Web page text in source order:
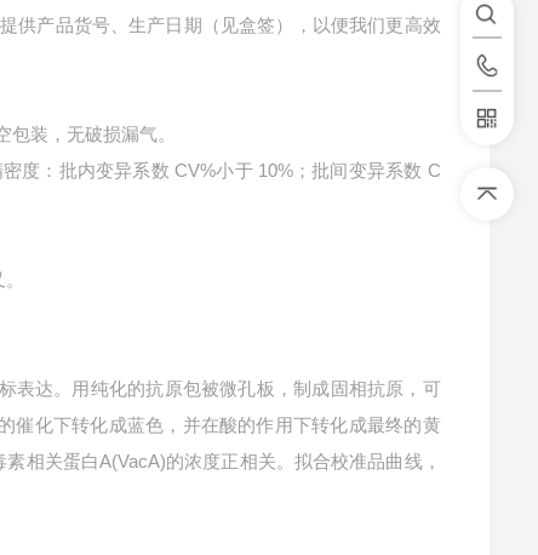
供产品货号、生产日期（见盒签），以便我们更高效
装，无破损漏气。
度：批内变异系数 CV%小于 10%；批间变异系数 C
表达。用纯化的抗原包被微孔板，制成固相抗原，可
催化下转化成蓝色，并在酸的作用下转化成最终的黄
素相关蛋白A(VacA)的浓度正相关。拟合校准品曲线，